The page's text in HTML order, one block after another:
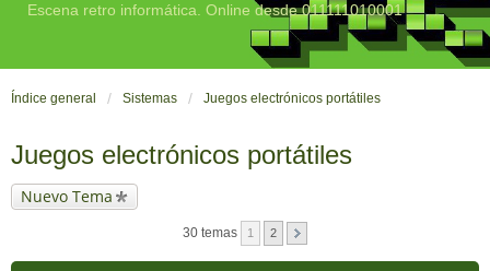
Escena retro informática. Online desde 011111010001
Índice general Sistemas Juegos electrónicos portátiles
Juegos electrónicos portátiles
Nuevo Tema
30 temas 1 2